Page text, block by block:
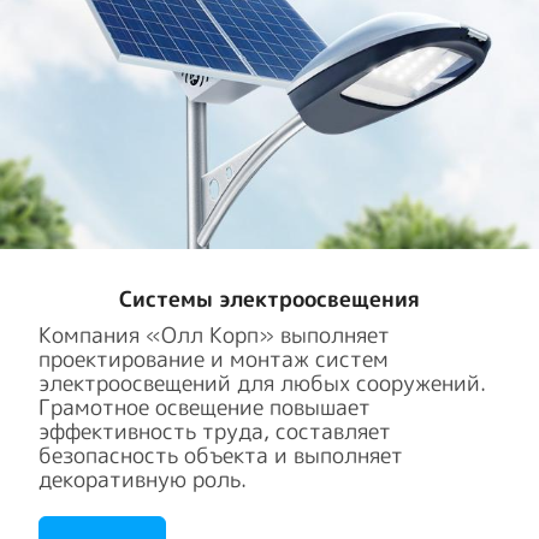
Системы электроосвещения
Компания «Олл Корп» выполняет
проектирование и монтаж систем
электроосвещений для любых сооружений.
Грамотное освещение повышает
эффективность труда, составляет
безопасность объекта и выполняет
декоративную роль.